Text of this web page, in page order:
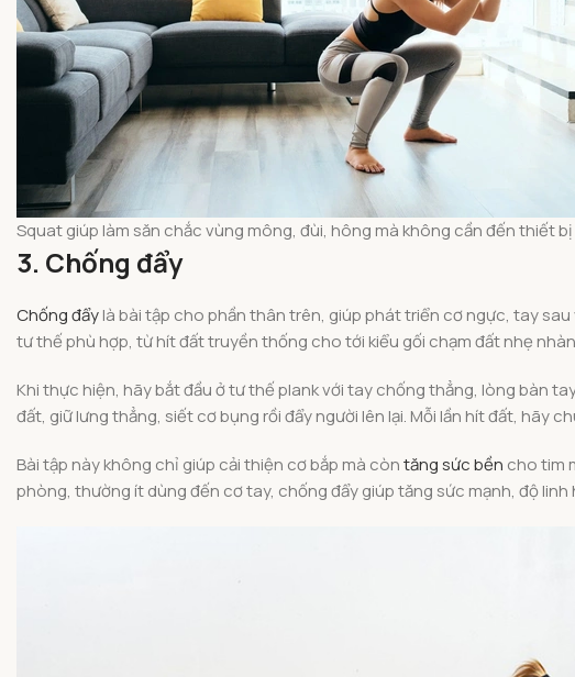
Squat giúp làm săn chắc vùng mông, đùi, hông mà không cần đến thiết
3. Chống đẩy
Chống đẩylà bài tập cho phần thân trên, giúp phát triển cơ ngực, tay
tư thế phù hợp, từ hít đất truyền thống cho tới kiểu gối chạm đất nhẹ
Khi thực hiện, hãy bắt đầu ở tư thế plank với tay chống thẳng, lòng bàn
đất, giữ lưng thẳng, siết cơ bụng rồi đẩy người lên lại. Mỗi lần hít đất, hãy
Bài tập này không chỉ giúp cải thiện cơ bắp mà còntăng sức bền cho tim
phòng, thường ít dùng đến cơ tay, chống đẩy giúp tăng sức mạnh, độ